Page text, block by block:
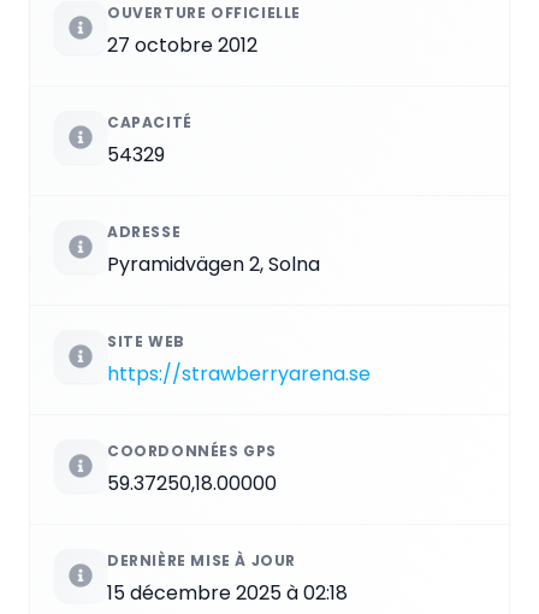
OUVERTURE OFFICIELLE
27 octobre 2012
CAPACITÉ
54329
ADRESSE
Pyramidvägen 2, Solna
SITE WEB
https://strawberryarena.se
COORDONNÉES GPS
59.37250,18.00000
DERNIÈRE MISE À JOUR
15 décembre 2025 à 02:18